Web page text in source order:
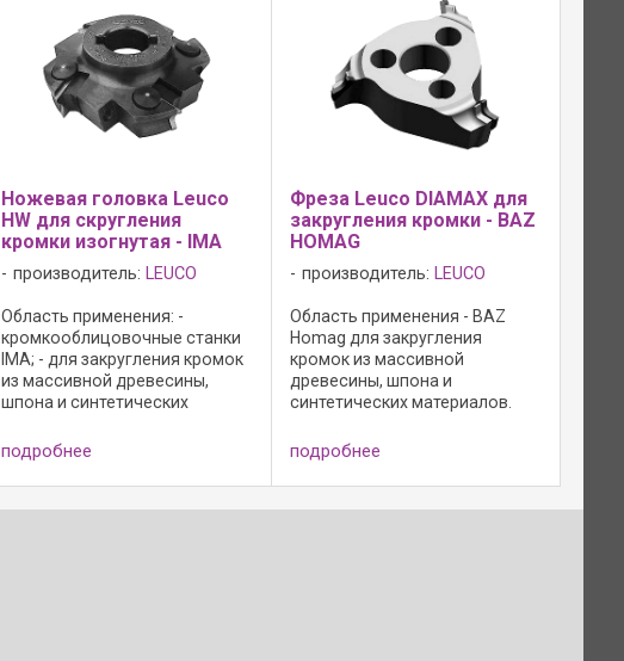
ножевых головок для R=2-3 ...
Ножевая головка Leuco
HW для скругления
кромки изогнутая - IMA
производитель: LEUCO
Область применения: -
кромкооблицовочные станки
IMA; - для закругления кромок
из массивной древесины,
шпона и синтетических
резцы без осевого угла; -
режущий материал: HW HL
Board 05; - n max = 18 000
мин-1; - одинаковый ...
подробнее
Фреза Leuco DIAMAX для
закругления кромки - BAZ
HОМAG
производитель: LEUCO
Область применения - BAZ
Homag для закругления
кромок из массивной
древесины, шпона и
синтетических материалов.
Исполнение: - полированная
передняя поверхность резца; -
сверхчистовая обработка
задней поверхности; - с ...
подробнее